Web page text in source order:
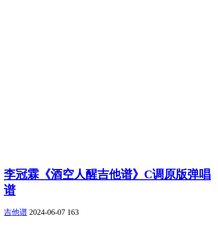
李冠霖《酒空人醒吉他谱》C调原版弹唱
谱
吉他谱 2024-06-07 163